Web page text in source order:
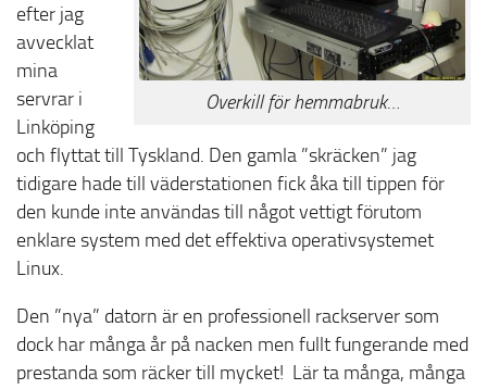
Overkill för hemmabruk…
efter jag
avvecklat
mina
servrar i
Linköping
och flyttat till Tyskland. Den gamla ”skräcken” jag
tidigare hade till väderstationen fick åka till tippen för
den kunde inte användas till något vettigt förutom
enklare system med det effektiva operativsystemet
Linux.
Den ”nya” datorn är en professionell rackserver som
dock har många år på nacken men fullt fungerande med
prestanda som räcker till mycket! Lär ta många, många